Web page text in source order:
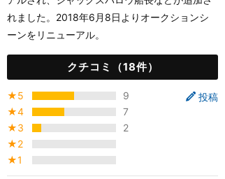
れました。2018年6月8日よりオークションシ
ーンをリニューアル。
クチコミ（18件）
投稿
★5
9
★4
7
★3
2
★2
★1